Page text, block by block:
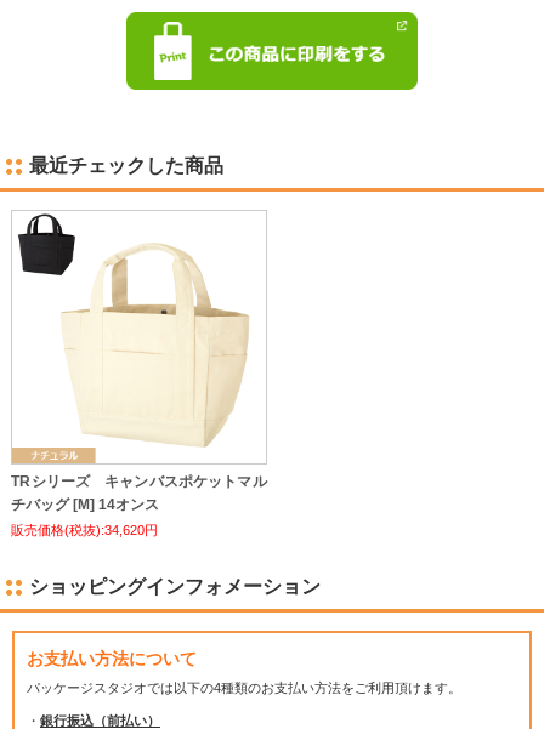
最近チェックした商品
TRシリーズ キャンバスポケットマル
チバッグ [M] 14オンス
販売価格(税抜):34,620円
ショッピングインフォメーション
お支払い方法について
パッケージスタジオでは以下の4種類のお支払い方法をご利用頂けます。
・ 銀行振込（前払い）